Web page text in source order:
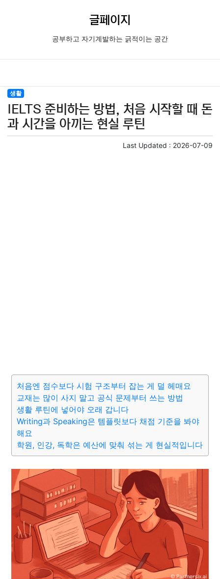
글페이지
공부하고 자기계발하는 긁적이는 공간
생활
IELTS 준비하는 방법, 처음 시작할 때 돈
과 시간을 아끼는 현실 루틴
Last Updated : 2026-07-09
처음엔 점수보다 시험 구조부터 잡는 게 덜 헤매요
교재는 많이 사지 말고 공식 문제부터 쓰는 방법
생활 루틴에 넣어야 오래 갑니다
Writing과 Speaking은 템플릿보다 채점 기준을 봐야
해요
학원, 인강, 독학은 예산에 맞춰 섞는 게 현실적입니다